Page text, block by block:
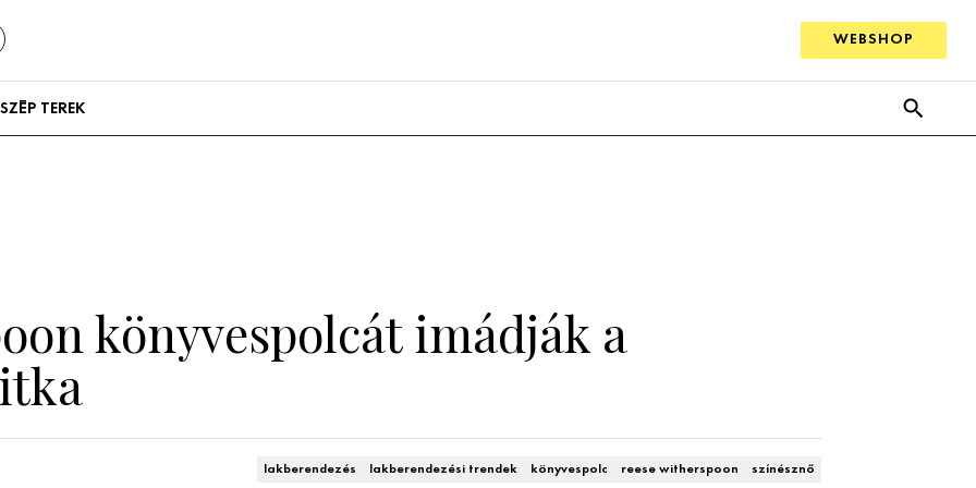
WEBSHOP
SZÉP TEREK
könyvespolcát imádják a
lakberendezés lakberendezési trendek könyvespolc reese witherspoon színésznő